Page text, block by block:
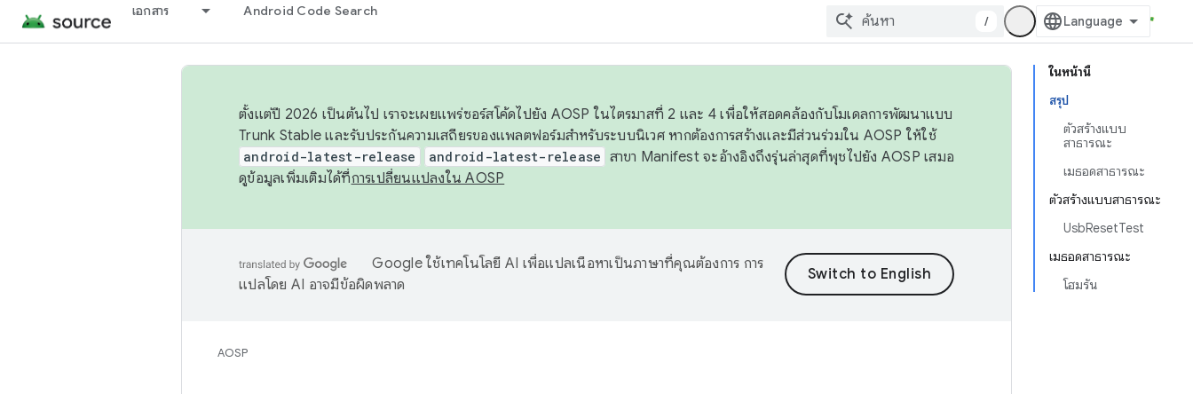
เอกสาร Android Code Search
/
ในหน้านี้
สรุป
ตัวสร้างแบบ
สาธารณะ
เมธอดสาธารณะ
ตัวสร้างแบบสาธารณะ
UsbResetTest
เมธอดสาธารณะ
โฮมรัน
ตั้งแต่ปี 2026 เป็นต้นไป เราจะเผยแพร่ซอร์สโค้ดไปยัง AOSP ในไตรมาสที่ 2 และ 4 เพื่อให้สอดคล้องกับโมเดลการพัฒนาแบบ
Trunk Stable และรับประกันความเสถียรของแพลตฟอร์มสำหรับระบบนิเวศ หากต้องการสร้างและมีส่วนร่วมใน AOSP ให้ใช้
android-latest-release android-latest-release สาขา Manifest จะอ้างอิงถึงรุ่นล่าสุดที่พุชไปยัง AOSP เสมอ
ดูข้อมูลเพิ่มเติมได้ที่การเปลี่ยนแปลงใน AOSP
Google ใช้เทคโนโลยี AI เพื่อแปลเนื้อหาเป็นภาษาที่คุณต้องการ การ
แปลโดย AI อาจมีข้อผิดพลาด
AOSP